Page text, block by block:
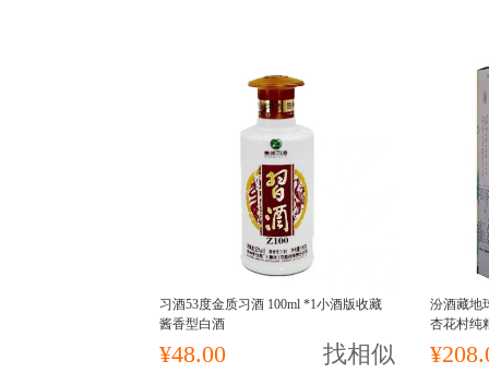
习酒53度金质习酒 100ml *1小酒版收藏
酱香型白酒
¥48.00 找相似
汾酒藏地
杏花村纯